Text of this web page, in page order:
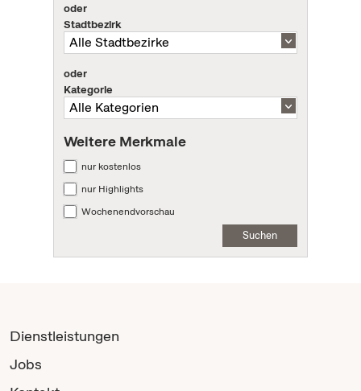
oder
Stadtbezirk
oder
Kategorie
Weitere Merkmale
nur kostenlos
nur Highlights
Wochenendvorschau
Suchen
Dienstleistungen
Jobs